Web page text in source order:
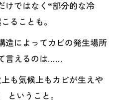
けではなく“部分的な冷
ることも。
造によってカビの発生場所
言えるのは……
も気候上もカビが生えや
ということ。